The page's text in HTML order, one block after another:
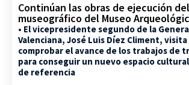
Continúan las obras de ejecución
museográfico del Museo
• El vicepresidente segundo de la
Valenciana, José Luis Díez Climent,
comprobar el avance de los trabajos de
para conseguir un nuevo espacio
de referencia